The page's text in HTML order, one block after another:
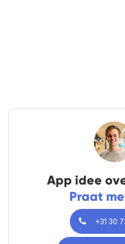
App idee
Praat
+31 30